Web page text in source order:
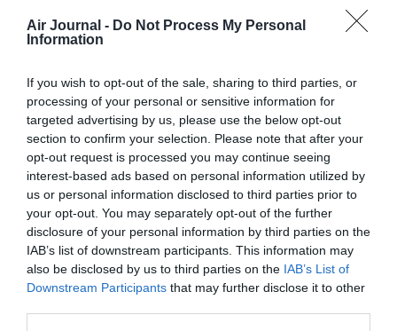
Air Journal - Do Not Process My Personal
Information
If you wish to opt-out of the sale, sharing to third parties, or
processing of your personal or sensitive information for
targeted advertising by us, please use the below opt-out
section to confirm your selection. Please note that after your
opt-out request is processed you may continue seeing
interest-based ads based on personal information utilized by
us or personal information disclosed to third parties prior to
your opt-out. You may separately opt-out of the further
disclosure of your personal information by third parties on the
IAB’s list of downstream participants. This information may
also be disclosed by us to third parties on the IAB’s List of
Downstream Participants that may further disclose it to other
PARTAGER L'ARTICLE
FacebookTwitterPinterestLinkedInEmail Print
Aucun commentaire !
LAISSER UN COMMENTAIRE